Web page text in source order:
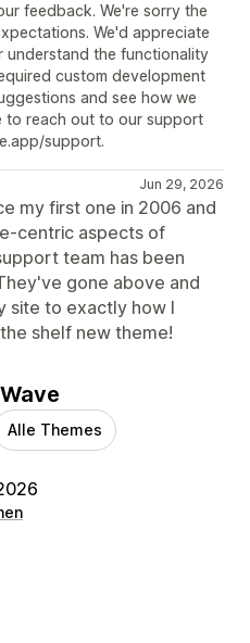
feedback. We're sorry the
We'd appreciate
the functionality
custom development
and see how we
to reach out to our support
support.
Jun 29, 2026
my first one in 2006 and
centric aspects of
team has been
gone above and
site to exactly how I
shelf new theme!
Alle Themes